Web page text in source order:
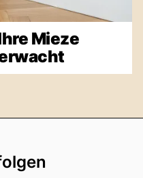
Mieze